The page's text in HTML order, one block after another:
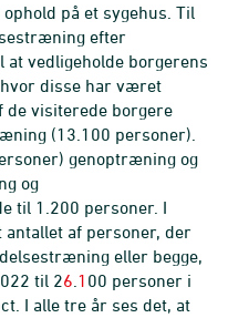
på et sygehus. Til
efter
vedligeholde borgerens
disse har været
de visiterede borgere
(13.100 personer).
genoptræning og
og
til 1.200 personer. I
af personer, der
eller begge,
til 26 1 00 personer i
I alle tre år ses det, at